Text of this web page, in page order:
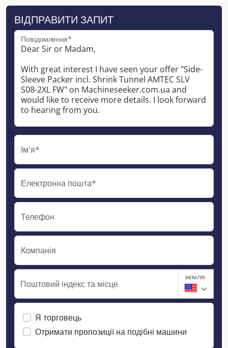
ВІДПРАВИТИ ЗАПИТ
Повідомлення*
Ім'я*
Електронна пошта*
Телефон
Компанія
Поштовий індекс та місце
земля
Я торговець
Отримати пропозиції на подібні машини